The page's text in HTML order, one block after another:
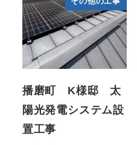
播磨町 K様邸 太
陽光発電システム設
置工事